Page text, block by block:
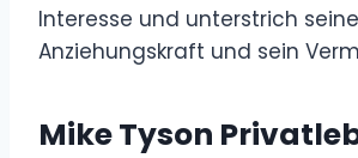
Interesse und unterstrich
Anziehungskraft und sein
Mike Tyson